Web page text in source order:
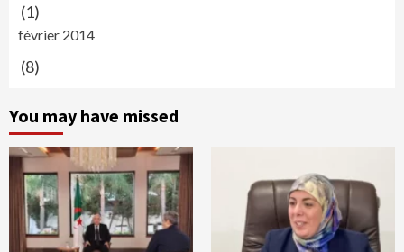
(1)
février 2014
(8)
You may have missed